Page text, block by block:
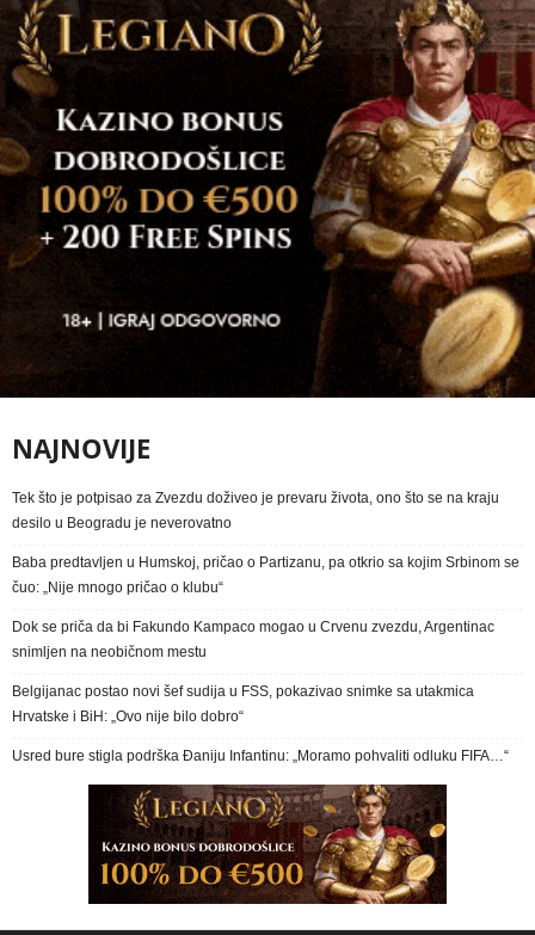
NAJNOVIJE
Tek što je potpisao za Zvezdu doživeo je prevaru života, ono što se na kraju
desilo u Beogradu je neverovatno
Baba predtavljen u Humskoj, pričao o Partizanu, pa otkrio sa kojim Srbinom se
čuo: „Nije mnogo pričao o klubu“
Dok se priča da bi Fakundo Kampaco mogao u Crvenu zvezdu, Argentinac
snimljen na neobičnom mestu
Belgijanac postao novi šef sudija u FSS, pokazivao snimke sa utakmica
Hrvatske i BiH: „Ovo nije bilo dobro“
Usred bure stigla podrška Đaniju Infantinu: „Moramo pohvaliti odluku FIFA…“